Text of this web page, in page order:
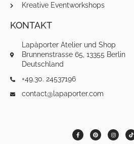
Kreative Eventworkshops
KONTAKT
Lapàporter Atelier und Shop
Brunnenstrasse 65, 13355 Berlin
Deutschland
+49.30. 24537196
contact@lapaporter.com
F
a
c
P
i
n
I
n
s
T
i
k